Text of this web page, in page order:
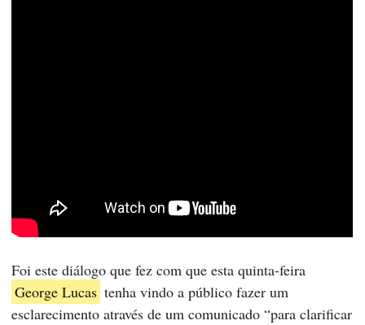
Foi este diálogo que fez com que esta quinta-feira
George Lucas tenha vindo a público fazer um
esclarecimento através de um comunicado “para clarificar